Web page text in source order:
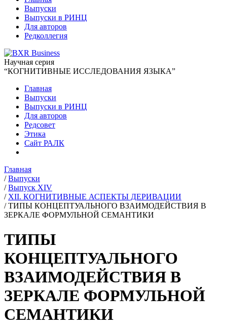
Выпуски
Выпуски в РИНЦ
Для авторов
Редколлегия
Научная серия
“КОГНИТИВНЫЕ ИССЛЕДОВАНИЯ ЯЗЫКА”
Главная
Выпуски
Выпуски в РИНЦ
Для авторов
Редсовет
Этика
Сайт РАЛК
Главная
/ Выпуски
/ Выпуск XIV
/ XII. КОГНИТИВНЫЕ АСПЕКТЫ ДЕРИВАЦИИ
/ ТИПЫ КОНЦЕПТУАЛЬНОГО ВЗАИМОДЕЙСТВИЯ В
ЗЕРКАЛЕ ФОРМУЛЬНОЙ СЕМАНТИКИ
ТИПЫ
КОНЦЕПТУАЛЬНОГО
ВЗАИМОДЕЙСТВИЯ В
ЗЕРКАЛЕ ФОРМУЛЬНОЙ
СЕМАНТИКИ